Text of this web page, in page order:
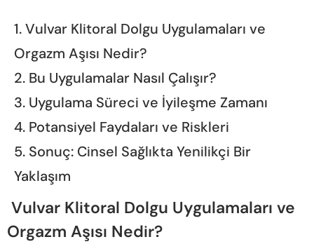
1. Vulvar Klitoral Dolgu Uygulamaları ve
Orgazm Aşısı Nedir?
2. Bu Uygulamalar Nasıl Çalışır?
3. Uygulama Süreci ve İyileşme Zamanı
4. Potansiyel Faydaları ve Riskleri
5. Sonuç: Cinsel Sağlıkta Yenilikçi Bir
Yaklaşım
Vulvar Klitoral Dolgu Uygulamaları ve
Orgazm Aşısı Nedir?